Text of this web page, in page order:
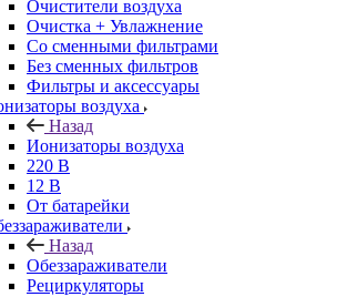
Очистители воздуха
Очистка + Увлажнение
Cо сменными фильтрами
Без сменных фильтров
Фильтры и аксессуары
воздуха
Назад
Ионизаторы воздуха
220 В
12 В
От батарейки
Назад
Обеззараживатели
Рециркуляторы